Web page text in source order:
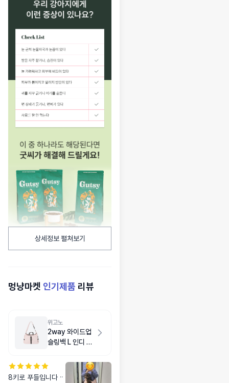
상세정보 펼쳐보기
멍냥마켓 인기제품 리뷰
위고노
2way 와이드업
슬링백 L 인디 핑
8키로 푸들입니다ᆢ